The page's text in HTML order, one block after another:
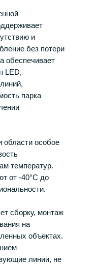
и
без потери
обеспечивает
LED,
парка
области особое
температур.
от -40°С до
сборку, монтаж
на
объектах.
линии, не